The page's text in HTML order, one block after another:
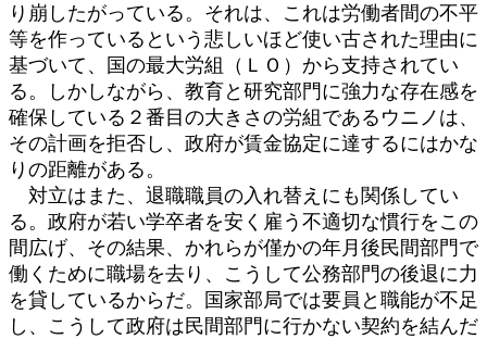
り崩したがっている。それは、これは労働者間の不平
等を作っているという悲しいほど使い古された理由に
基づいて、国の最大労組（ＬＯ）から支持されてい
る。しかしながら、教育と研究部門に強力な存在感を
確保している２番目の大きさの労組であるウニノは、
その計画を拒否し、政府が賃金協定に達するにはかな
りの距離がある。
対立はまた、退職職員の入れ替えにも関係してい
る。政府が若い学卒者を安く雇う不適切な慣行をこの
間広げ、その結果、かれらが僅かの年月後民間部門で
働くために職場を去り、こうして公務部門の後退に力
を貸しているからだ。国家部局では要員と職能が不足
し、こうして政府は民間部門に行かない契約を結んだ